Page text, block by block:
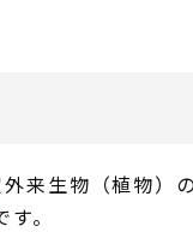
来生物（植物
す。